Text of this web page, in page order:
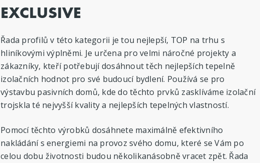
EXCLUSIVE
Řada profilů v této kategorii je tou nejlepší, TOP na trhu s
hliníkovými výplněmi. Je určena pro velmi náročné projekty a
zákazníky, kteří potřebují dosáhnout těch nejlepších tepelně
izolačních hodnot pro své budoucí bydlení. Používá se pro
výstavbu pasivních domů, kde do těchto prvků zasklíváme izolační
trojskla té nejvyšší kvality a nejlepších tepelných vlastností.
Pomocí těchto výrobků dosáhnete maximálně efektivního
nakládání s energiemi na provoz svého domu, které se Vám po
celou dobu životnosti budou několikanásobně vracet zpět. Řada